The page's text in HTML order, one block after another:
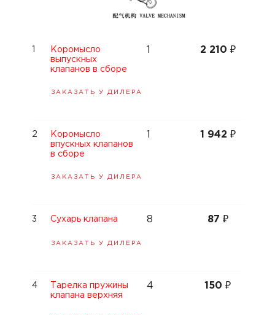
Коромысло
выпускных
клапанов в сборе
2 210 ₽
ЗАКАЗАТЬ У ДИЛЕРА
Коромысло
впускных клапанов
в сборе
1 942 ₽
ЗАКАЗАТЬ У ДИЛЕРА
2
Сухарь клапана 8 87 ₽
ЗАКАЗАТЬ У ДИЛЕРА
3
Тарелка пружины
клапана верхняя
4 150₽
4